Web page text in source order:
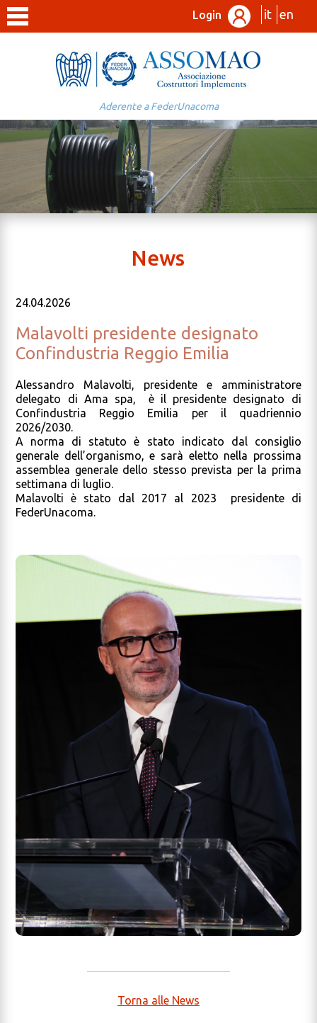
Login it en
Aderente a FederUnacoma
News
24.04.2026
Malavolti presidente designato
Confindustria Reggio Emilia
Alessandro Malavolti, presidente e amministratore
delegato di Ama spa, è il presidente designato di
Confindustria Reggio Emilia per il quadriennio
2026/2030.
A norma di statuto è stato indicato dal consiglio
generale dell’organismo, e sarà eletto nella prossima
assemblea generale dello stesso prevista per la prima
settimana di luglio.
Malavolti è stato dal 2017 al 2023 presidente di
FederUnacoma.
Torna alle News